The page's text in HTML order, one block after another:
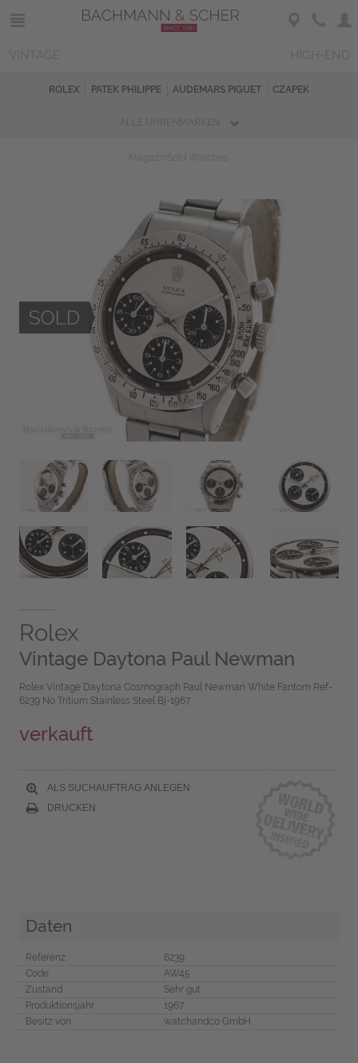
ROLEX PATEK PHILIPPE AUDEMARS PIGUET CZAPEK
Rolex
Vintage Daytona Paul Newman
Rolex Vintage Daytona Cosmograph Paul Newman White Fantom Ref-
6239 No Tritium Stainless Steel Bj-1967
verkauft
ALS SUCHAUFTRAG ANLEGEN
DRUCKEN
Daten
Referenz
6239
Code
AW45
Zustand
Sehr gut
Produktionsjahr
1967
Besitz von
watchandco GmbH